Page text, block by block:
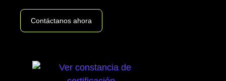
Contáctanos ahora